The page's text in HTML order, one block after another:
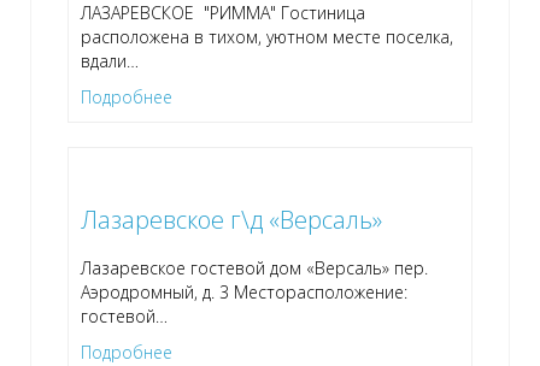
ЛАЗАРЕВСКОЕ "РИММА" Гостиница
расположена в тихом, уютном месте поселка,
вдали…
Подробнее
Лазаревское г\д «Версаль»
Лазаревское гостевой дом «Версаль» пер.
Аэродромный, д. 3 Месторасположение:
гостевой…
Подробнее